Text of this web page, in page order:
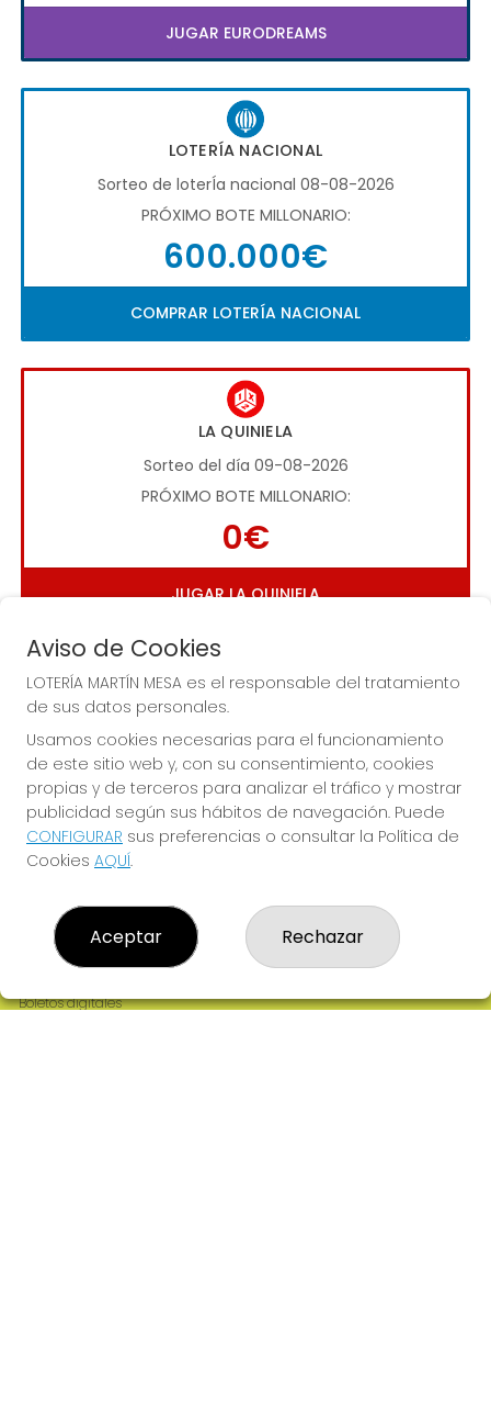
JUGAR EURODREAMS
LOTERÍA NACIONAL
Sorteo de loterÍa nacional 08-08-2026
PRÓXIMO BOTE MILLONARIO:
600.000€
COMPRAR LOTERÍA NACIONAL
LA QUINIELA
Sorteo del día 09-08-2026
PRÓXIMO BOTE MILLONARIO:
0€
JUGAR LA QUINIELA
Imagen anterior
LOTERÍA MARTÍN MESA
Resultados
Contacto
Empresas
Boletos digitales
Aviso de Cookies
LOTERÍA MARTÍN MESA es el responsable del tratamiento
de sus datos personales.
Usamos cookies necesarias para el funcionamiento
de este sitio web y, con su consentimiento, cookies
propias y de terceros para analizar el tráfico y mostrar
publicidad según sus hábitos de navegación. Puede
CONFIGURAR sus preferencias o consultar la Política de
Cookies AQUÍ.
Aceptar Rechazar